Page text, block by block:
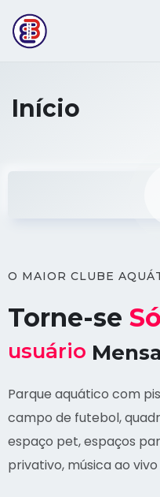
Início
O MAIOR CLUBE
Torne-se
usuário
Parque aquático com
campo de futebol,
espaço pet, espaços
privativo, música ao